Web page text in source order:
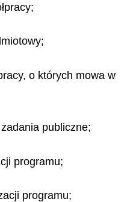
o których mowa w
publiczne;
programu;
programu;